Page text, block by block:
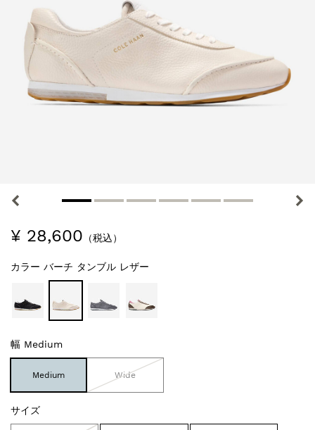
¥ 28,600 （税込）
カラー バーチ タンブル レザー
幅 Medium
Medium Wide
サイズ